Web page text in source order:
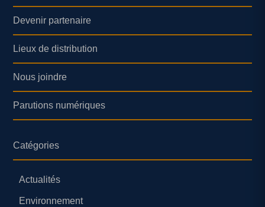
Devenir partenaire
Lieux de distribution
Nous joindre
Parutions numériques
Catégories
Actualités
Environnement